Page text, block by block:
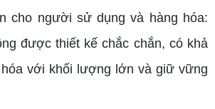
cho người sử dụng và hàng hóa:
được thiết kế chắc chắn, có khả
hóa với khối lượng lớn và giữ vững